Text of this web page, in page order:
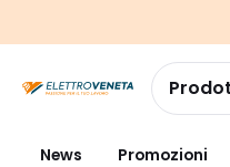
navigazionealla
pagina
News Promozioni